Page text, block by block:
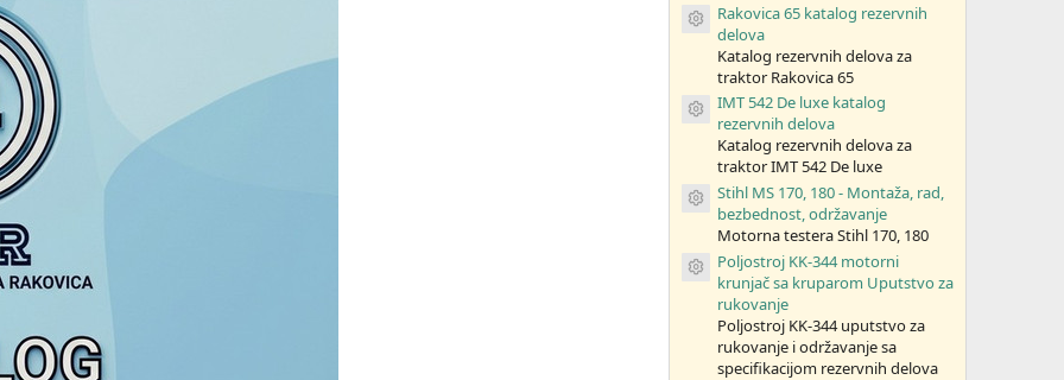
Resource icon
Rakovica 65 katalog rezervnih
delova
Katalog rezervnih delova za
traktor Rakovica 65
Resource icon
IMT 542 De luxe katalog
rezervnih delova
Katalog rezervnih delova za
traktor IMT 542 De luxe
Resource icon
Stihl MS 170, 180 - Montaža, rad,
bezbednost, održavanje
Motorna testera Stihl 170, 180
Resource icon
Poljostroj KK-344 motorni
krunjač sa kruparom Uputstvo za
rukovanje
Poljostroj KK-344 uputstvo za
rukovanje i održavanje sa
specifikacijom rezervnih delova